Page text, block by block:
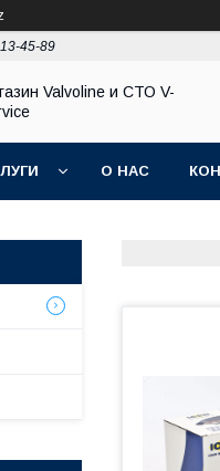
45-89
Valvoline и СТО V-
О НАС